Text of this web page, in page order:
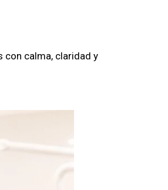
con calma, claridad y